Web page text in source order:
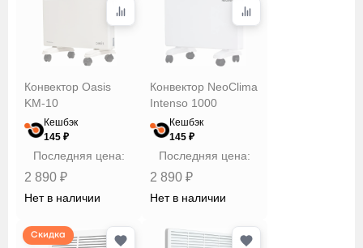
Конвектор Oasis
KM-10
Кешбэк
145 ₽
Последняя цена:
2 890 ₽
Нет в наличии
Конвектор NeoClima
Intenso 1000
Кешбэк
145 ₽
Последняя цена:
2 890 ₽
Нет в наличии
Скидка